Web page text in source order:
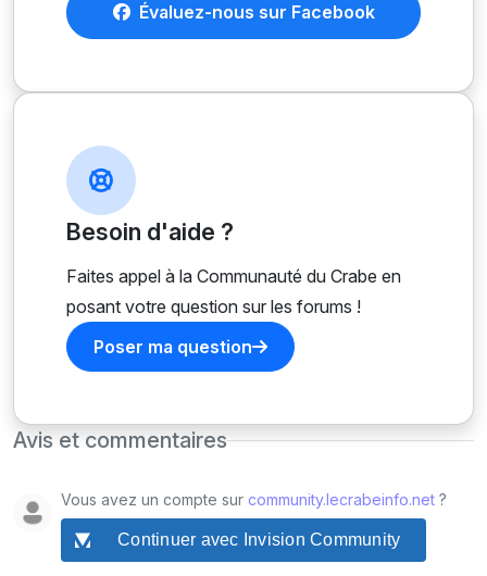
Évaluez-nous sur Facebook
Besoin d'aide ?
Faites appel à la Communauté du Crabe en
posant votre question sur les forums !
Poser ma question
Avis et commentaires
Vous avez un compte sur community.lecrabeinfo.net ?
Continuer avec Invision Community